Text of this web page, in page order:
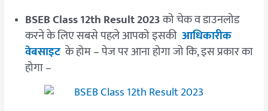
BSEB Class 12th Result 2023को चेक व डाउनलोड
करने के लिए सबसे पहले आपको इसकी आधिकारीक
वेबसाइट के होम – पेज पर आना होगा जो कि, इस प्रकार का
होगा –